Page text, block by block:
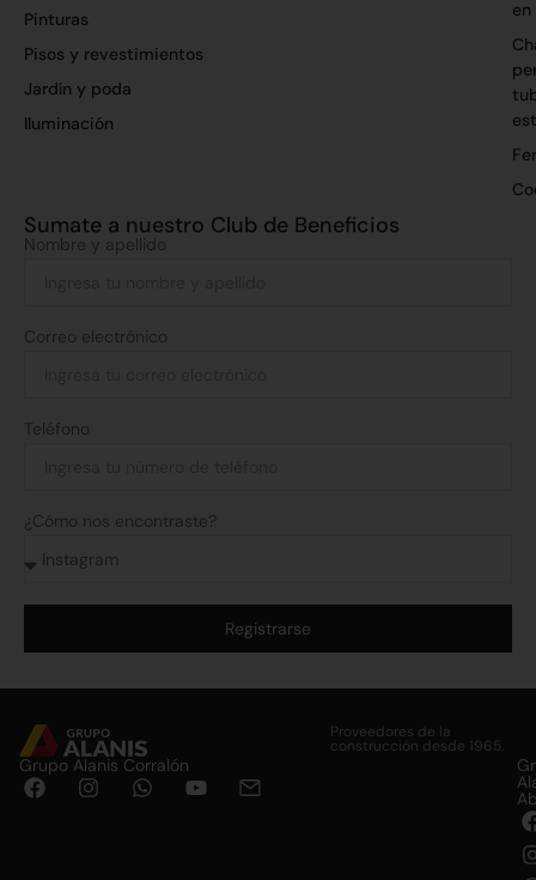
Pinturas
Pisos y revestimientos
Jardín y poda
Iluminación
en
Sumate a nuestro Club de Beneficios
Nombre y apellido
Correo electrónico
Teléfono
¿Cómo nos encontraste?
Registrarse
Proveedores de la
construcción desde 1965.
Grupo Alanis Corralón